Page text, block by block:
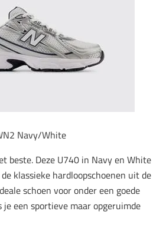
Navy/White
beste. Deze U740 in Navy en White
klassieke hardloopschoenen uit de
schoen voor onder een goede
je een sportieve maar opgeruimde